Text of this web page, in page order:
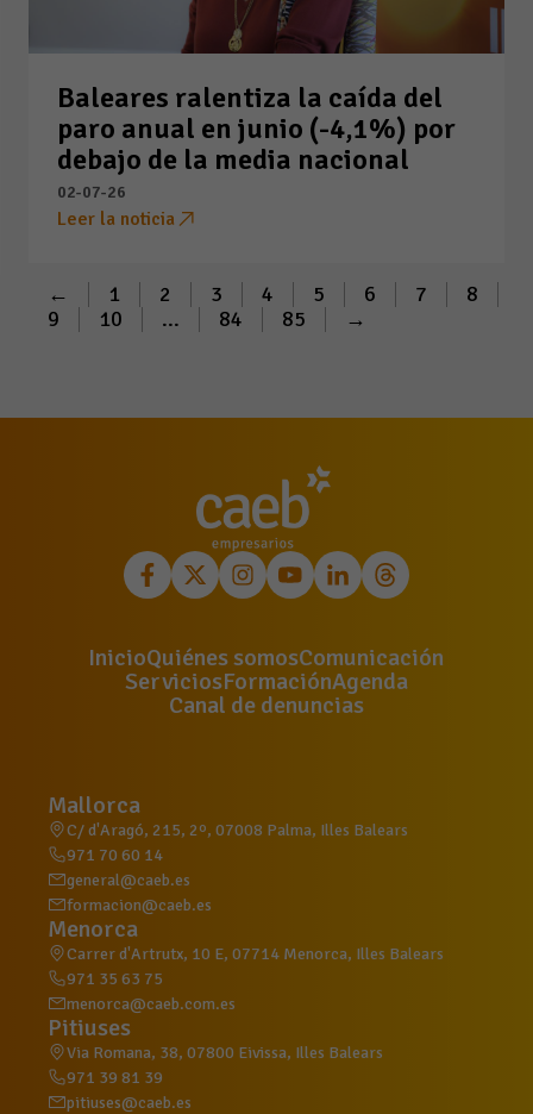
Baleares ralentiza la caída del
paro anual en junio (-4,1%) por
debajo de la media nacional
02-07-26
Leer la noticia
← 1 2 3 4 5 6 7
8
9
10 ... 84 85 →
InicioQuiénes somosComunicación
ServiciosFormaciónAgenda
Canal de denuncias
Mallorca
C/ d'Aragó, 215, 2º, 07008 Palma, Illes Balears
971 70 60 14
general@caeb.es
formacion@caeb.es
Menorca
Carrer d'Artrutx, 10 E, 07714 Menorca, Illes Balears
971 35 63 75
menorca@caeb.com.es
Pitiuses
Via Romana, 38, 07800 Eivissa, Illes Balears
971 39 81 39
pitiuses@caeb.es